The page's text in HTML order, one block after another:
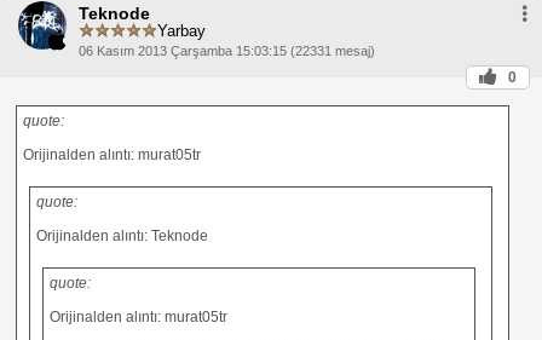
Teknode
Yarbay
06 Kasım 2013 Çarşamba 15:03:15 (22331 mesaj)
0
quote:
Orijinalden alıntı: murat05tr
quote:
Orijinalden alıntı: Teknode
quote:
Orijinalden alıntı: murat05tr